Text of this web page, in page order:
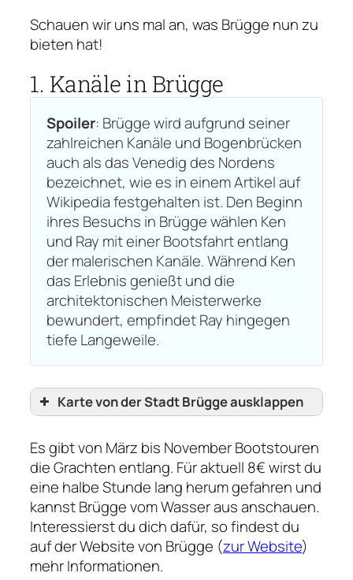
Schauen wir uns mal an, was Brügge nun zu
bieten hat!
1. Kanäle in Brügge
Spoiler: Brügge wird aufgrund seiner
zahlreichen Kanäle und Bogenbrücken
auch als dasVenedig des Nordens
bezeichnet, wie es in einem Artikel auf
Wikipedia festgehalten ist. Den Beginn
ihres Besuchs in Brügge wählen Ken
und Ray mit einer Bootsfahrt entlang
der malerischen Kanäle. Während Ken
das Erlebnis genießt und die
architektonischen Meisterwerke
bewundert, empfindet Ray hingegen
tiefe Langeweile.
Karte von der Stadt Brügge ausklappen
Es gibt von März bis November Bootstouren
die Grachten entlang. Für aktuell 8€ wirst du
eine halbe Stunde lang herum gefahren und
kannst Brügge vom Wasser aus anschauen.
Interessierst du dich dafür, so findest du
auf der Website von Brügge (zur Website)
mehr Informationen.